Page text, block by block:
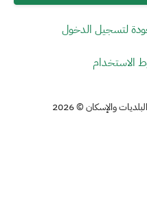
لتسجيل الدخول
الاستخدام
والإسكان © 2026